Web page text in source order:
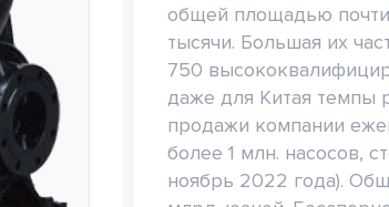
общей площадью
тысячи. Большая их
750
даже для Китая темпы
продажи компании
более 1 млн. насосов,
ноябрь 2022 года).